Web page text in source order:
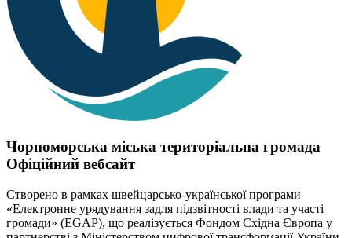
Чорноморська міська територіальна громада
Офіційний вебсайт
Створено в рамках швейцарсько-української програми
«Електронне урядування задля підзвітності влади та участі
громади» (EGAP), що реалізується Фондом Східна Європа у